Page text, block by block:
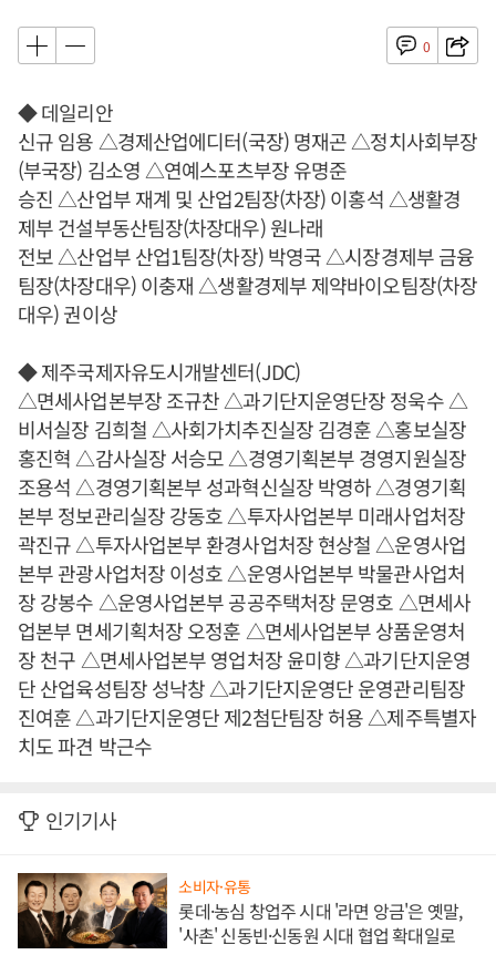
0
◆ 데일리안
신규 임용 △경제산업에디터(국장) 명재곤 △정치사회부장
(부국장) 김소영 △연예스포츠부장 유명준
승진 △산업부 재계 및 산업2팀장(차장) 이홍석 △생활경
제부 건설부동산팀장(차장대우) 원나래
전보 △산업부 산업1팀장(차장) 박영국 △시장경제부 금융
팀장(차장대우) 이충재 △생활경제부 제약바이오팀장(차장
대우) 권이상
◆ 제주국제자유도시개발센터(JDC)
△면세사업본부장 조규찬 △과기단지운영단장 정욱수 △
비서실장 김희철 △사회가치추진실장 김경훈 △홍보실장
홍진혁 △감사실장 서승모 △경영기획본부 경영지원실장
조용석 △경영기획본부 성과혁신실장 박영하 △경영기획
본부 정보관리실장 강동호 △투자사업본부 미래사업처장
곽진규 △투자사업본부 환경사업처장 현상철 △운영사업
본부 관광사업처장 이성호 △운영사업본부 박물관사업처
장 강봉수 △운영사업본부 공공주택처장 문영호 △면세사
업본부 면세기획처장 오정훈 △면세사업본부 상품운영처
장 천구 △면세사업본부 영업처장 윤미향 △과기단지운영
단 산업육성팀장 성낙창 △과기단지운영단 운영관리팀장
진여훈 △과기단지운영단 제2첨단팀장 허용 △제주특별자
치도 파견 박근수
인기기사
소비자·유통
롯데·농심 창업주 시대 '라면 앙금'은 옛말,
'사촌' 신동빈·신동원 시대 협업 확대일로